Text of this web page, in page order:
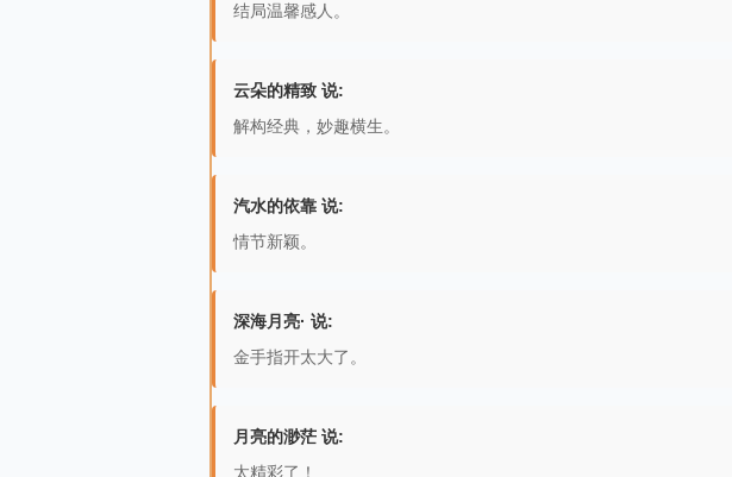
结局温馨感人。
云朵的精致 说:
解构经典，妙趣横生。
汽水的依靠 说:
情节新颖。
深海月亮· 说:
金手指开太大了。
月亮的渺茫 说:
太精彩了！